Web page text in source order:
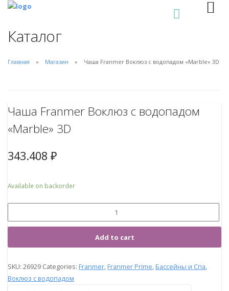
Каталог
Главная Магазин Чаша Franmer Воклюз с водопадом «Marble» 3D
Чаша Franmer Воклюз с водопадом
«Marble» 3D
343.408 ₽
Available on backorder
Add to cart
SKU: 26929 Categories: Franmer, Franmer Prime, Бассейны и Спа,
Воклюз с водопадом